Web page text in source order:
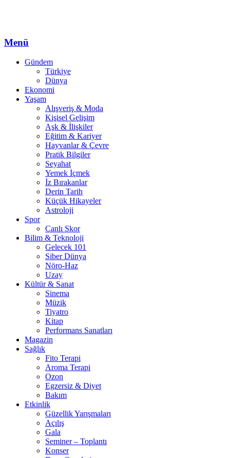
Menü
Gündem
Türkiye
Dünya
Ekonomi
Yaşam
Alışveriş & Moda
Kişisel Gelişim
Aşk & İlişkiler
Eğitim & Kariyer
Hayvanlar & Çevre
Pratik Bilgiler
Seyahat
Yemek İçmek
İz Bırakanlar
Derin Tarih
Küçük Hikayeler
Astroloji
Spor
Canlı Skor
Bilim & Teknoloji
Gelecek 101
Siber Dünya
Nöro-Haz
Uzay
Kültür & Sanat
Sinema
Müzik
Tiyatro
Kitap
Performans Sanatları
Magazin
Sağlık
Fito Terapi
Aroma Terapi
Ozon
Egzersiz & Diyet
Bakım
Etkinlik
Güzellik Yarışmaları
Açılış
Gala
Seminer – Toplantı
Konser